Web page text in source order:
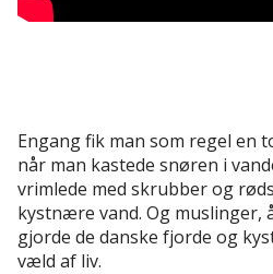
Engang fik man som regel en
når man kastede snøren i
vrimlede med skrubber og
kystnære vand. Og
gjorde de danske fjorde og
væld af liv.